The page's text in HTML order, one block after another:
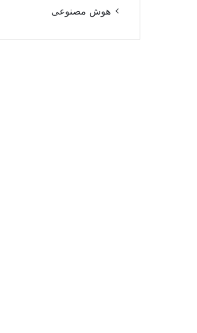
هوش مصنوعی